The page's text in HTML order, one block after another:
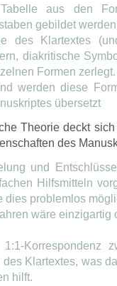
aus den
gebildet
des Klartextes
diakritische
Formen zerlegt.
werden diese
übersetzt
Theorie deckt
des
und
Hilfsmitteln
dies problemlos
wäre
Korrespondenz
des Klartextes, was
hilft.